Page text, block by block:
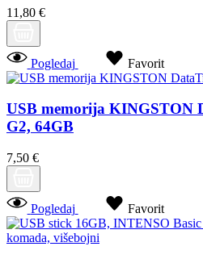
11,80 €
Pogledaj Favorit
USB memorija KINGSTON
G2, 64GB
7,50 €
Pogledaj Favorit